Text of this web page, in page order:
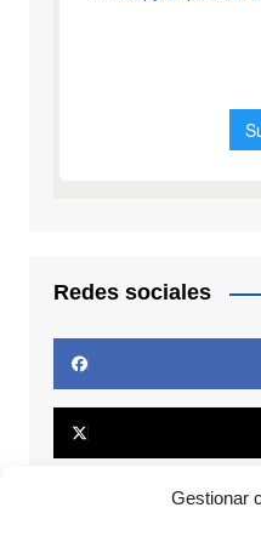
Gestionar
Redes sociales